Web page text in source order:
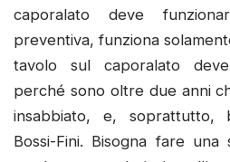
caporalato deve
preventiva, funziona
tavolo sul caporalato
perché sono oltre due anni
insabbiato, e, soprattutto,
Bossi-Fini. Bisogna fare